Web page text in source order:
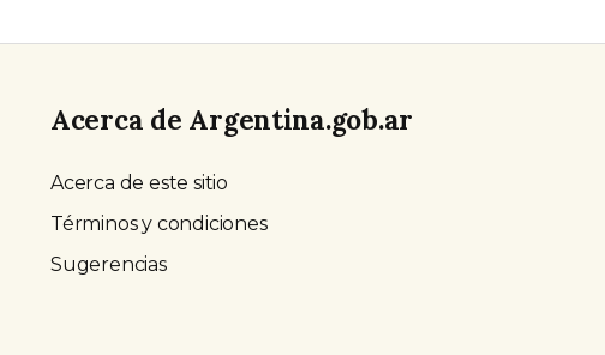
Acerca de Argentina.gob.ar
Acerca de este sitio
Términos y condiciones
Sugerencias